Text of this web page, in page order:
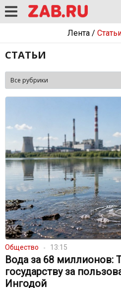
Лента/
СТАТЬИ
Общество 13:15
Вода за 68 миллионов:
государству за
Ингодой